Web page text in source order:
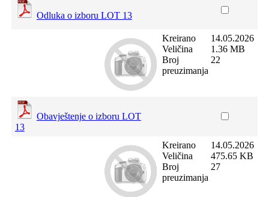
Odluka o izboru LOT 13
Kreirano
Veličina
Broj
preuzimanja
14.05.2026
1.36 MB
22
Obavještenje o izboru LOT
13
Kreirano
Veličina
Broj
preuzimanja
14.05.2026
475.65 KB
27